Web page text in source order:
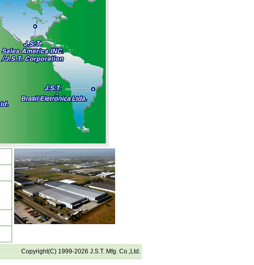
Copyright(C) 1999-2026 J.S.T. Mfg. Co.,Ltd.